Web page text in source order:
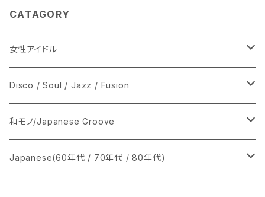
CATAGORY
女性アイドル
シングル盤
あ行
か行
LP
CD
Disco / Soul / Jazz / Fusion
シングル盤
A
12インチ・シングル
和モノ/Japanese Groove
シングル盤
Japanese(60年代 / 70年代 / 80年代)